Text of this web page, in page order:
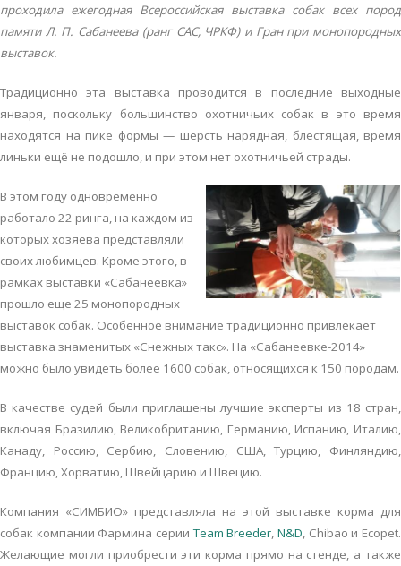
проходила ежегодная Всероссийская выставка собак всех пород
памяти Л. П. Сабанеева (ранг САС, ЧРКФ) и Гран при монопородных
выставок.
Традиционно эта выставка проводится в последние выходные
января, поскольку большинство охотничьих собак в это время
находятся на пике формы — шерсть нарядная, блестящая, время
линьки ещё не подошло, и при этом нет охотничьей страды.
В этом году одновременно
работало 22 ринга, на каждом из
которых хозяева представляли
своих любимцев. Кроме этого, в
рамках выставки «Сабанеевка»
прошло еще 25 монопородных
выставок собак. Особенное внимание традиционно привлекает
выставка знаменитых «Снежных такс». На «Сабанеевке-2014»
можно было увидеть более 1600 собак, относящихся к 150 породам.
В качестве судей были приглашены лучшие эксперты из 18 стран,
включая Бразилию, Великобританию, Германию, Испанию, Италию,
Канаду, Россию, Сербию, Словению, США, Турцию, Финляндию,
Францию, Хорватию, Швейцарию и Швецию.
Компания «СИМБИО» представляла на этой выставке корма для
собак компании Фармина серииTeam Breeder,N&D, Chibao и Ecopet.
Желающие могли приобрести эти корма прямо на стенде, а также